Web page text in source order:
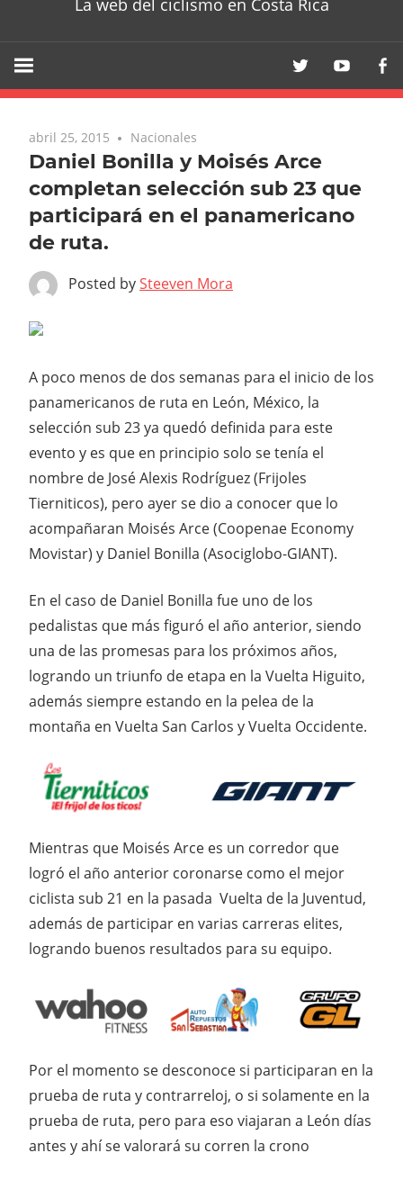
La web del ciclismo en Costa Rica
abril 25, 2015 Nacionales
Daniel Bonilla y Moisés Arce
completan selección sub 23 que
participará en el panamericano
de ruta.
Posted bySteeven Mora
A poco menos de dos semanas para el inicio de los
panamericanos de ruta en León, México, la
selección sub 23 ya quedó definida para este
evento y es que en principio solo se tenía el
nombre de José Alexis Rodríguez (Frijoles
Tierniticos), pero ayer se dio a conocer que lo
acompañaran Moisés Arce (Coopenae Economy
Movistar) y Daniel Bonilla (Asociglobo-GIANT).
En el caso de Daniel Bonilla fue uno de los
pedalistas que más figuró el año anterior, siendo
una de las promesas para los próximos años,
logrando un triunfo de etapa en la Vuelta Higuito,
además siempre estando en la pelea de la
montaña en Vuelta San Carlos y Vuelta Occidente.
Mientras que Moisés Arce es un corredor que
logró el año anterior coronarse como el mejor
ciclista sub 21 en la pasada Vuelta de la Juventud,
además de participar en varias carreras elites,
logrando buenos resultados para su equipo.
Por el momento se desconoce si participaran en la
prueba de ruta y contrarreloj, o si solamente en la
prueba de ruta, pero para eso viajaran a León días
antes y ahí se valorará su corren la crono